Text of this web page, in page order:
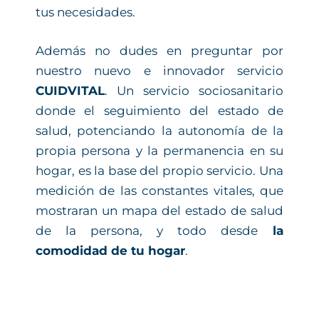
tus necesidades.
Además no dudes en preguntar por
nuestro nuevo e innovador servicio
CUIDVITAL. Un servicio sociosanitario
donde el seguimiento del estado de
salud, potenciando la autonomía de la
propia persona y la permanencia en su
hogar, es la base del propio servicio. Una
medición de las constantes vitales, que
mostraran un mapa del estado de salud
de la persona, y todo desde la
comodidad de tu hogar.